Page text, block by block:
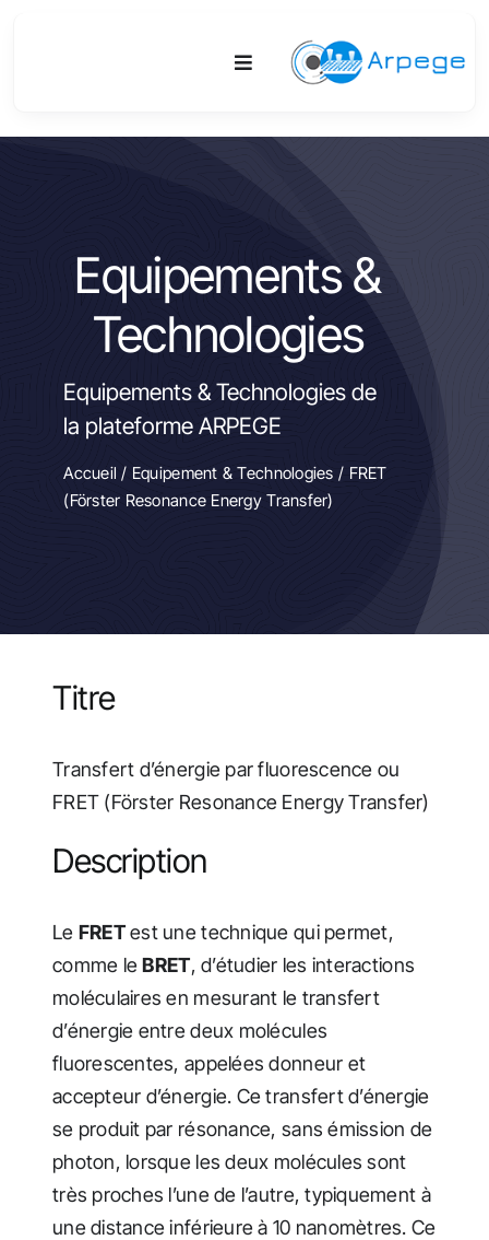
Toggle
Equipements & Technologies
Accès
Publications
Equipements &
Technologies
Equipements & Technologies de
la plateforme ARPEGE
Accueil / Equipement & Technologies / FRET
(Förster Resonance Energy Transfer)
Titre
Transfert d’énergie par fluorescence ou
FRET (Förster Resonance Energy Transfer)
Description
Le FRETest une technique qui permet,
comme leBRET, d’étudier les interactions
moléculaires en mesurant le transfert
d’énergie entre deux molécules
fluorescentes, appelées donneur et
accepteur d’énergie. Ce transfert d’énergie
se produit par résonance, sans émission de
photon, lorsque les deux molécules sont
très proches l’une de l’autre, typiquement à
une distance inférieure à 10 nanomètres. Ce